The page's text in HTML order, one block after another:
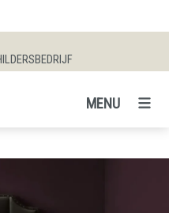
MENU